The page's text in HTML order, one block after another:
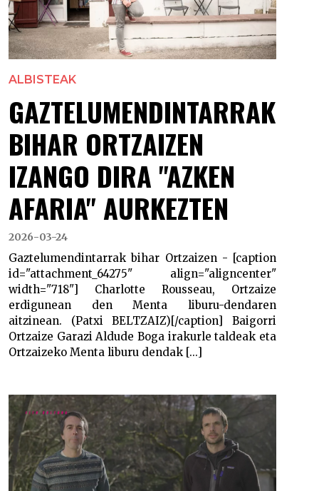
ALBISTEAK
GAZTELUMENDINTARRAK
BIHAR ORTZAIZEN
IZANGO DIRA "AZKEN
AFARIA" AURKEZTEN
2026-03-24
Gaztelumendintarrak bihar Ortzaizen - [caption
id="attachment_64275" align="aligncenter"
width="718"] Charlotte Rousseau, Ortzaize
erdigunean den Menta liburu-dendaren
aitzinean. (Patxi BELTZAIZ)[/caption] Baigorri
Ortzaize Garazi Aldude Boga irakurle taldeak eta
Ortzaizeko Menta liburu dendak [...]